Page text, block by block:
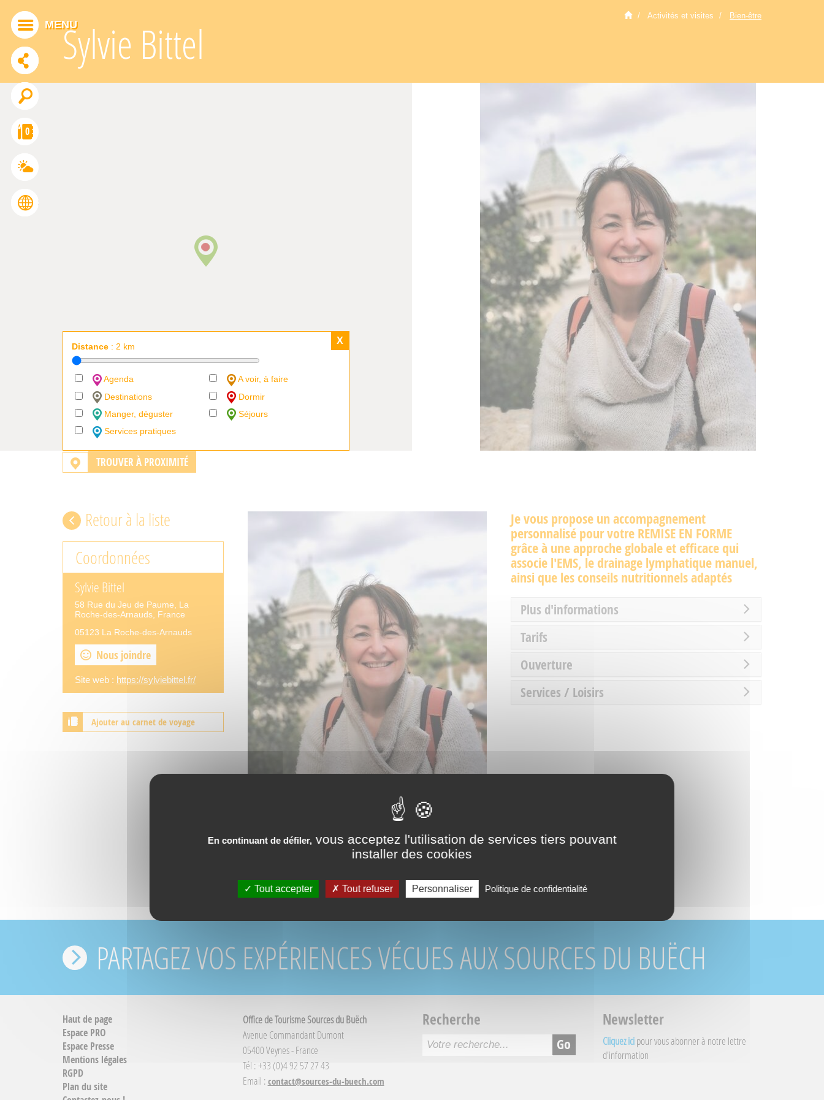
Activités et visites Bien-être
Sylvie Bittel
TROUVER À PROXIMITÉ
X
Distance : 2 km
Agenda
A voir, à faire
Destinations
Dormir
Manger, déguster
Séjours
Services pratiques
Retour à la liste
Coordonnées
Sylvie Bittel
58 Rue du Jeu de Paume, La
Roche-des-Arnauds, France
05123 La Roche-des-Arnauds
Nous joindre
Site web : https://sylviebittel.fr/
Ajouter au carnet de voyage
Je vous propose un accompagnement
personnalisé pour votre REMISE EN FORME
grâce à une approche globale et efficace qui
associe l'EMS, le drainage lymphatique manuel,
ainsi que les conseils nutritionnels adaptés
Plus d'informations
Tarifs
Ouverture
Services / Loisirs
PARTAGEZ VOS EXPÉRIENCES VÉCUES AUX SOURCES DU BUËCH
Haut de page
Espace PRO
Espace Presse
Mentions légales
RGPD
Plan du site
Office de Tourisme Sources du Buëch
Avenue Commandant Dumont
05400 Veynes - France
Tél : +33 (0)4 92 57 27 43
Email :contact@sources-du-buech.com
Recherche Newsletter
Cliquez icipour vous abonner à notre lettre
d'information
MENU
ADDTHIS EST DÉSACTIVÉ. Autoriser
0
FRANÇAIS
En continuant de défiler, vous acceptez l'utilisation de services tiers pouvant
installer des cookies
Tout accepter Tout refuser Personnaliser Politique de confidentialité